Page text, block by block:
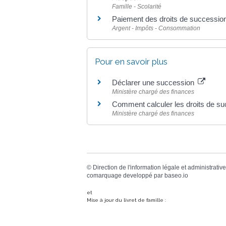
Famille - Scolarité
Paiement des droits de
Argent - Impôts - Consommation
Pour en savoir plus
Déclarer une succession
Ministère chargé des finances
Comment calculer les droits de
Ministère chargé des finances
© Direction de l'information légale et administrative
comarquage developpé par baseo.io
et
Mise à jour du livret de famille :